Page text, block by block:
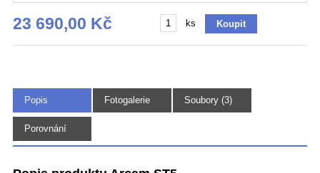
23 690,00 Kč ks
Popis Fotogalerie Soubory (3)
Porovnání